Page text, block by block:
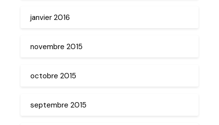
janvier 2016
novembre 2015
octobre 2015
septembre 2015